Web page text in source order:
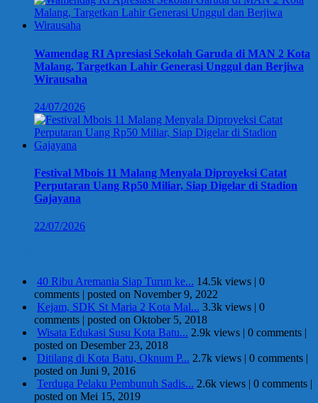
Wamendag RI Apresiasi Sekolah Garuda di MAN 2 Kota
Malang, Targetkan Lahir Generasi Unggul dan Berjiwa
Wirausaha
24/07/2026
Festival Mbois 11 Malang Menyala Diproyeksi Catat
Perputaran Uang Rp50 Miliar, Siap Digelar di Stadion
Gajayana
22/07/2026
40 Ribu Aremania Siap Turun ke... 14.5k views | 0
comments | posted on November 9, 2022
Kejam, SDK St Maria 2 Kota Mal... 3.3k views | 0
comments | posted on Oktober 5, 2018
Wisata Edukasi Susu Kota Batu... 2.9k views | 0 comments |
posted on Desember 23, 2018
Ditilang di Kota Batu, Oknum P... 2.7k views | 0 comments |
posted on Juni 9, 2016
Terduga Pelaku Pembunuh Sadis... 2.6k views | 0 comments |
posted on Mei 15, 2019